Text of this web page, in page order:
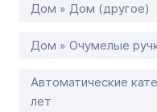
Дом » Дом (другое)
Дом » Очумелые
Автоматические
лет